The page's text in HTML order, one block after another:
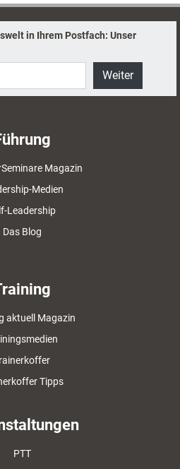
in Ihrem Postfach: Unser
Weiter
Magazin
Medien
Leadership
Das Blog
aktuell Magazin
Tipps
PTT